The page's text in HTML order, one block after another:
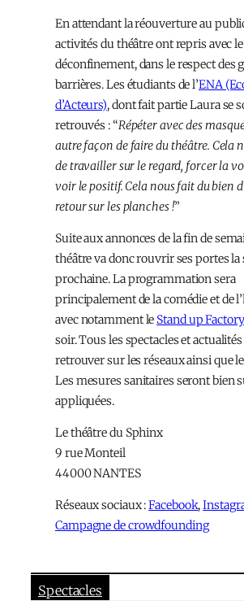
En attendant la réouverture au
activités du théâtre ont repris avec le
déconfinement, dans le respect des
barrières. Les étudiants de l’ENA
d’Acteurs), dont fait partie Laura se
retrouvés : “Répéter avec des
autre façon de faire du théâtre. Cela
de travailler sur le regard, forcer la
voir le positif. Cela nous fait du bien
retour sur les planches !”
Suite aux annonces de la fin de
théâtre va donc rouvrir ses portes la
prochaine. La programmation sera
principalement de la comédie et de
avec notamment le Stand up Factory
soir. Tous les spectacles et
retrouver sur les réseaux ainsi que
Les mesures sanitaires seront bien
appliquées.
Le théâtre du Sphinx
9 rue Monteil
44000 NANTES
Réseaux sociaux :Facebook,
Campagne de crowdfounding
Spectacles